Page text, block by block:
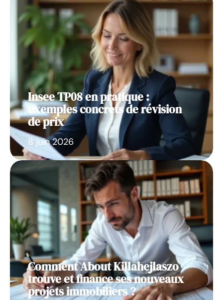
Insee TP08 en pratique :
exemples concrets de révision
de prix
8 juin 2026
Comment About Killahejlaszo
trouve et finance ses nouveaux
projets immobiliers ?